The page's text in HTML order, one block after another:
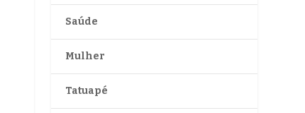
Saúde
Mulher
Tatuapé